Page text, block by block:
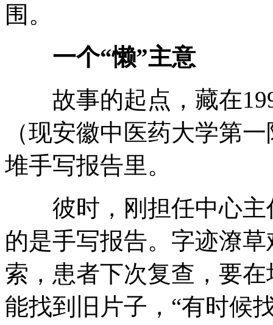
围。
一个“懒”主意
故事的起点，藏在
（现安徽中医药大学第
堆手写报告里。
彼时，刚担任中心主
的是手写报告。字迹潦
索，患者下次复查，要
能找到旧片子，“有时候